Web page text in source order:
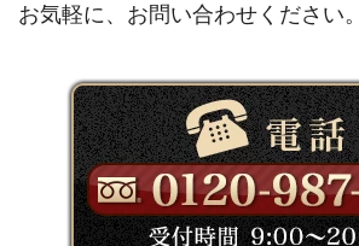
お気軽に、お問い合わせください。